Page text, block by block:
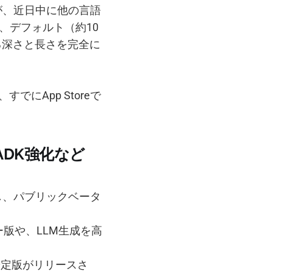
近日中に他の言語
デフォルト（約10
さと長さを完全に
すでにApp Storeで
強化など
パブリックベータ
や、LLM生成を高
版がリリースさ